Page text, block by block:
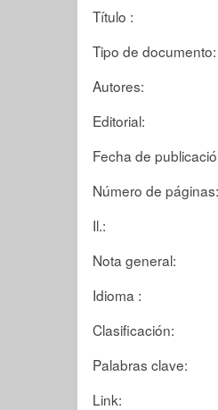
Título :
Tipo de documento:
Autores:
Editorial:
Fecha de
Número de páginas:
Il.:
Nota general:
Idioma :
Clasificación:
Palabras clave:
Link: